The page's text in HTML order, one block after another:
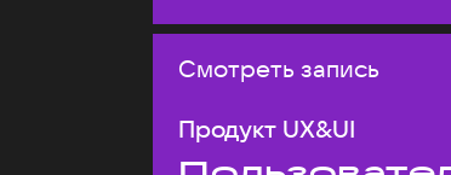
Смотреть запись
Продукт UX&UI